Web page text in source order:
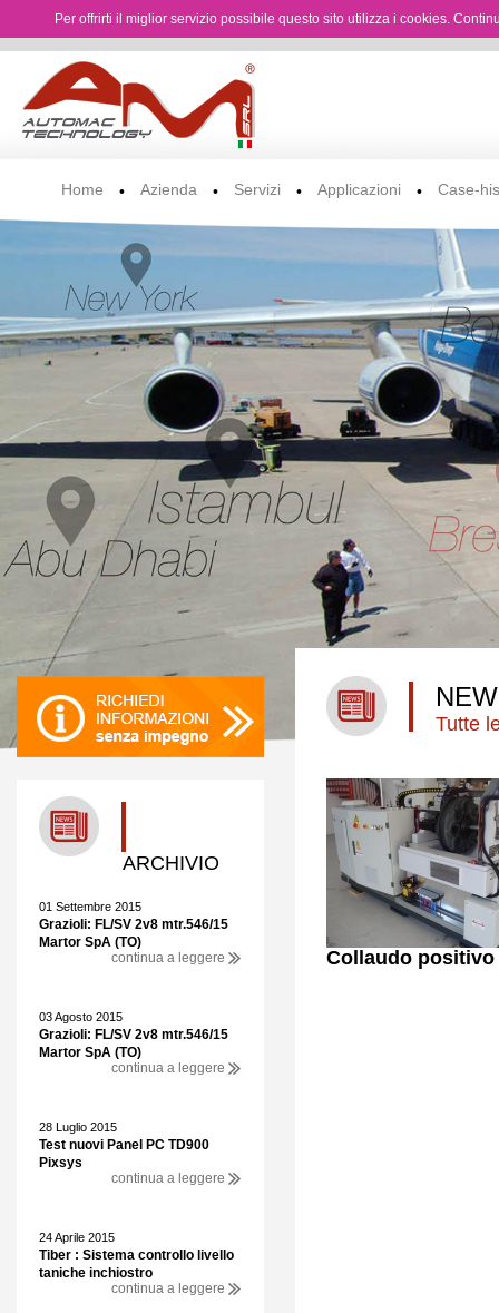
Per offrirti il miglior servizio possibile questo sito utilizza i cookies.
Home • Azienda • Servizi • Applicazioni • Case-
ARCHIVIO
01 Settembre 2015
Grazioli: FL/SV 2v8 mtr.546/15
Martor SpA (TO)
continua a leggere
03 Agosto 2015
Grazioli: FL/SV 2v8 mtr.546/15
Martor SpA (TO)
continua a leggere
28 Luglio 2015
Test nuovi Panel PC TD900
Pixsys
continua a leggere
24 Aprile 2015
Tiber : Sistema controllo livello
taniche inchiostro
continua a leggere
Tutte
Collaudo positivo